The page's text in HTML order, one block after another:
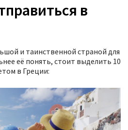
в
и таинственной страной для
её понять, стоит выделить 10
в Греции: